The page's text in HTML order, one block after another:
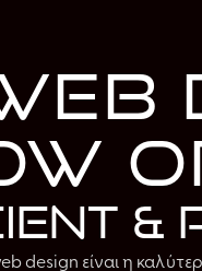
design είναι η